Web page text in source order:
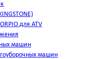
для ATV
машин
машин